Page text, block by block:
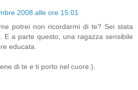
2008 alle ore 15:01
potrei non ricordarmi di te? Sei stata
E a parte questo, una ragazza sensibile
educata.
di te e ti porto nel cuore:).